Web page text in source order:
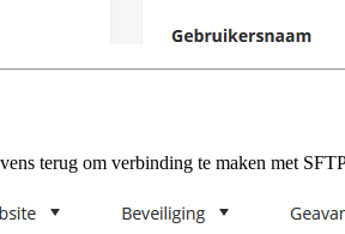
terug om verbinding te maken met